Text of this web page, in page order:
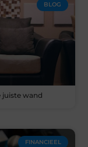
BLOG
juiste wand
FINANCIEEL